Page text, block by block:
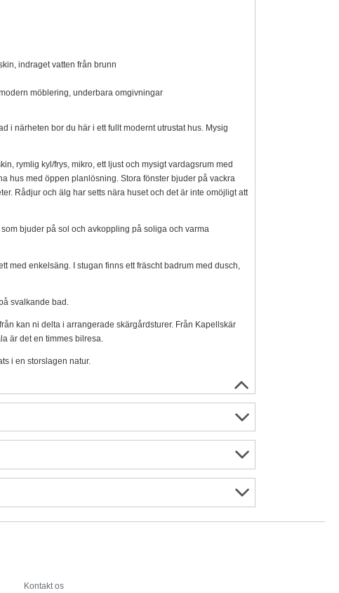
indraget vatten från brunn
möblering, underbara omgivningar
i närheten bor du här i ett fullt modernt utrustat hus. Mysig
rymlig kyl/frys, mikro, ett ljust och mysigt vardagsrum med
hus med öppen planlösning. Stora fönster bjuder på vackra
Rådjur och älg har setts nära huset och det är inte omöjligt att
bjuder på sol och avkoppling på soliga och varma
med enkelsäng. I stugan finns ett fräscht badrum med dusch,
svalkande bad.
kan ni delta i arrangerade skärgårdsturer. Från Kapellskär
är det en timmes bilresa.
i en storslagen natur.
Kontakt os